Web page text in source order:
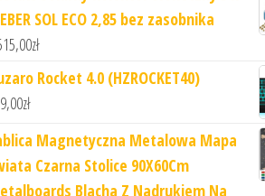
SOL ECO 2,85 bez zasobnika
zł
Rocket 4.0 (HZROCKET40)
zł
Magnetyczna Metalowa Mapa
Czarna Stolice 90X60Cm
Blacha Z Nadrukiem Na